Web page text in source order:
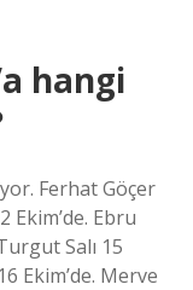
hangi
Ferhat Göçer
Ekim’de. Ebru
Salı 15
Ekim’de. Merve